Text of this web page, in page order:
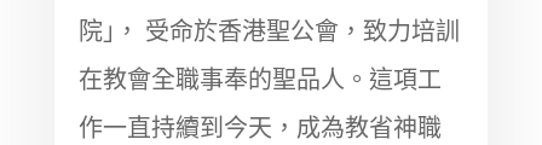
院｣， 受命於香港聖公會，致力培訓
在教會全職事奉的聖品人。這項工
作一直持續到今天，成為教省神職